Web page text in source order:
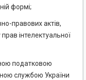
формі;
правових актів,
інтелектуальної
податковою
службою України